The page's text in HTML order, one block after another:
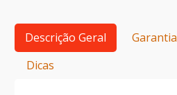
Descrição Geral Garantia
Dicas